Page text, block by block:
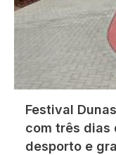
Festival
com três dias
desporto e